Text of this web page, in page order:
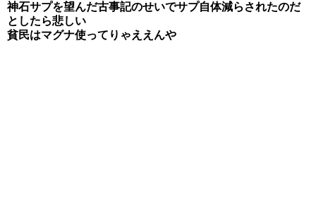
神石サプを望んだ古事記のせいでサプ自体減らされたのだ
としたら悲しい
貧民はマグナ使ってりゃええんや